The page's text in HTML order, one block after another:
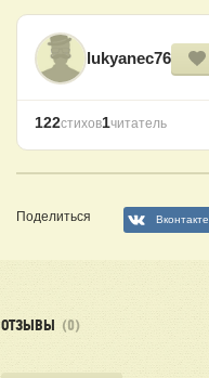
lukyanec76
122стихов1читатель
Поделиться Вконтакте
ОТЗЫВЫ (0)